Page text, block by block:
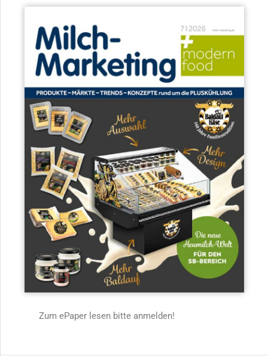
Zum ePaper lesen bitte anmelden!